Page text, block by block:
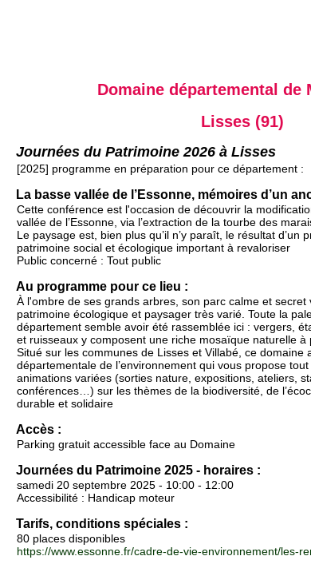
Domaine départemental de
Lisses (91)
Journées du Patrimoine 2026 à Lisses
[2025] programme en préparation pour ce département :
La basse vallée de l’Essonne, mémoires d’un
Cette conférence est l'occasion de découvrir la
vallée de l’Essonne, via l’extraction de la tourbe des
Le paysage est, bien plus qu’il n’y paraît, le résultat d’un
patrimoine social et écologique important à revaloriser
Public concerné : Tout public
Au programme pour ce lieu :
À l'ombre de ses grands arbres, son parc calme et secret
patrimoine écologique et paysager très varié. Toute la
département semble avoir été rassemblée ici : vergers,
et ruisseaux y composent une riche mosaïque naturelle
Situé sur les communes de Lisses et Villabé, ce domaine
départementale de l’environnement qui vous propose
animations variées (sorties nature, expositions, ateliers,
conférences…) sur les thèmes de la biodiversité, de
durable et solidaire
Accès :
Parking gratuit accessible face au Domaine
Journées du Patrimoine 2025 - horaires :
samedi 20 septembre 2025 - 10:00 - 12:00
Accessibilité : Handicap moteur
Tarifs, conditions spéciales :
80 places disponibles
https://www.essonne.fr/cadre-de-vie-environnement/les-